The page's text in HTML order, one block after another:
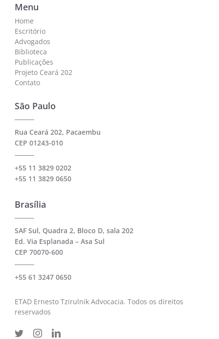
Menu
Home
Escritório
Advogados
Biblioteca
Publicações
Projeto Ceará 202
Contato
São Paulo
Rua Ceará 202, Pacaembu
CEP 01243-010
+55 11 3829 0202
+55 11 3829 0650
Brasília
SAF Sul, Quadra 2, Bloco D, sala 202
Ed. Via Esplanada – Asa Sul
CEP 70070-600
+55 61 3247 0650
ETAD Ernesto Tzirulnik Advocacia. Todos os direitos
reservados